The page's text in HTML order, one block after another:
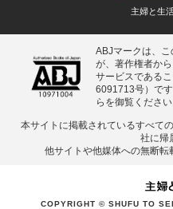
主婦と生
ABJマークは、
が、著作権者か
サービスである
6091713号）で
らを御覧ください
本サイトに掲載されているすべて
社に帰
他サイトや他媒体への無断転
COPYRIGHT © SHUFU TO